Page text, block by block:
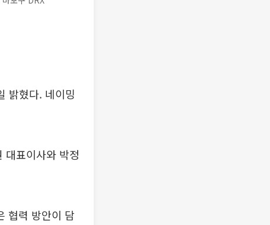
밝혔다. 네이밍
대표이사와 박정
협력 방안이 담